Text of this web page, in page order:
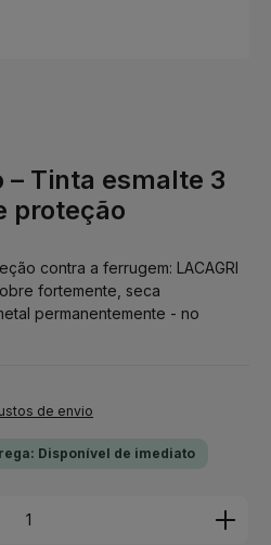
– Tinta esmalte 3
proteção
contra a ferrugem: LACAGRI
fortemente, seca
permanentemente - no
de envio
Disponível de imediato
Insira a quantidade